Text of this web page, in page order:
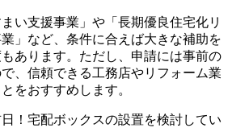
まい支援事業」や「長期優良住宅化リ
」など、条件に合えば大きな補助を
あります。ただし、申請には事前の
、信頼できる工務店やリフォーム業
をおすすめします。
！宅配ボックスの設置を検討してい